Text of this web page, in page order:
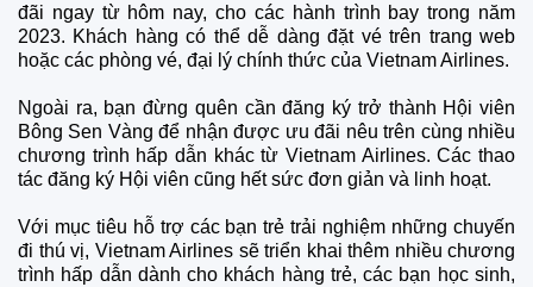
đãi ngay từ hôm nay, cho các hành trình bay trong năm
2023. Khách hàng có thể dễ dàng đặt vé trên trang web
hoặc các phòng vé, đại lý chính thức của Vietnam Airlines.
Ngoài ra, bạn đừng quên cần đăng ký trở thành Hội viên
Bông Sen Vàng để nhận được ưu đãi nêu trên cùng nhiều
chương trình hấp dẫn khác từ Vietnam Airlines. Các thao
tác đăng ký Hội viên cũng hết sức đơn giản và linh hoạt.
Với mục tiêu hỗ trợ các bạn trẻ trải nghiệm những chuyến
đi thú vị, Vietnam Airlines sẽ triển khai thêm nhiều chương
trình hấp dẫn dành cho khách hàng trẻ, các bạn học sinh,